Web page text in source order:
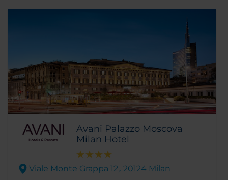
Avani Palazzo Moscova
Milan Hotel
Viale Monte Grappa 12,. 20124 Milan